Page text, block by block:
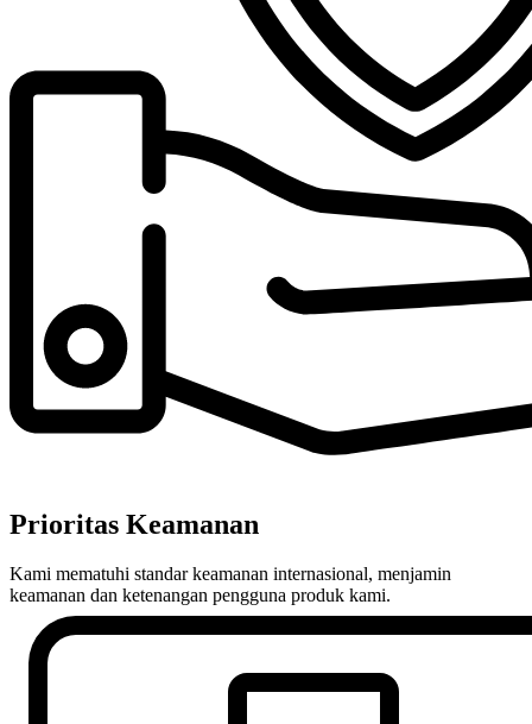
Prioritas Keamanan
Kami mematuhi standar keamanan internasional, menjamin
keamanan dan ketenangan pengguna produk kami.